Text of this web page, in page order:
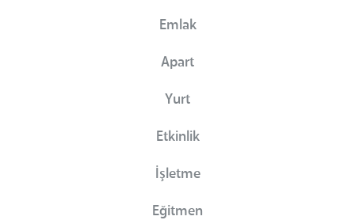
Emlak
Apart
Yurt
Etkinlik
İşletme
Eğitmen